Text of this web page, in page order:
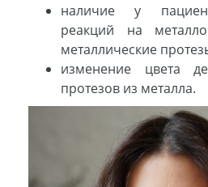
наличие у
реакций на
металлические
изменение цвета
протезов из металла.